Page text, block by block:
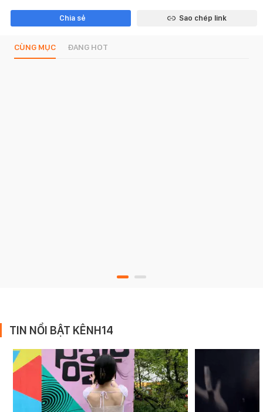
Chia sẻ Sao chép link
CÙNG MỤC ĐANG HOT
TIN NỔI BẬT KÊNH14